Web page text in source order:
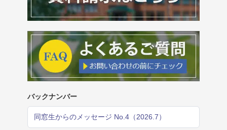
バックナンバー
同窓生からのメッセージ No.4（2026.7）